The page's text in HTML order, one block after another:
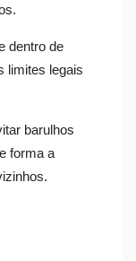
dentro de
limites legais
barulhos
forma a